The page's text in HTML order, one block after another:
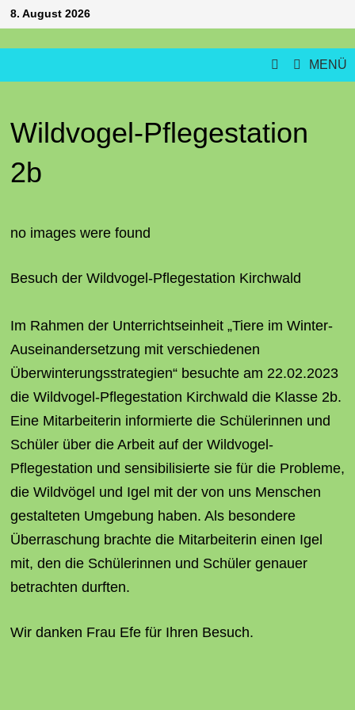
Zum
Inhalt
springen
8. August 2026
MENÜ
Wildvogel-Pflegestation
2b
no images were found
Besuch der Wildvogel-Pflegestation Kirchwald
Im Rahmen der Unterrichtseinheit „Tiere im Winter-
Auseinandersetzung mit verschiedenen
Überwinterungsstrategien“ besuchte am 22.02.2023
die Wildvogel-Pflegestation Kirchwald die Klasse 2b.
Eine Mitarbeiterin informierte die Schülerinnen und
Schüler über die Arbeit auf der Wildvogel-
Pflegestation und sensibilisierte sie für die Probleme,
die Wildvögel und Igel mit der von uns Menschen
gestalteten Umgebung haben. Als besondere
Überraschung brachte die Mitarbeiterin einen Igel
mit, den die Schülerinnen und Schüler genauer
betrachten durften.
Wir danken Frau Efe für Ihren Besuch.